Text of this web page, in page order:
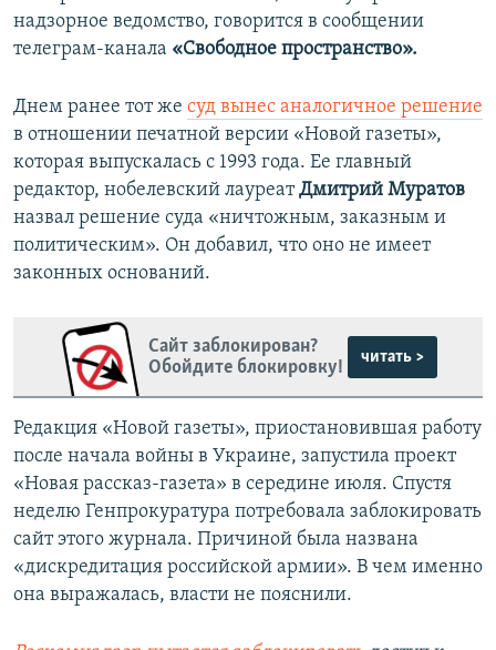
надзорное ведомство, говорится в сообщении
телеграм-канала «Свободное пространство».
Днем ранее тот же суд вынес аналогичное решение
в отношении печатной версии «Новой газеты»,
которая выпускалась с 1993 года. Ее главный
редактор, нобелевский лауреатДмитрий Муратов
назвал решение суда «ничтожным, заказным и
политическим». Он добавил, что оно не имеет
законных оснований.
Сайт заблокирован?
Обойдите блокировку!
читать >
Редакция «Новой газеты», приостановившая работу
после начала войны в Украине, запустила проект
«Новая рассказ-газета» в середине июля. Спустя
неделю Генпрокуратура потребовала заблокировать
сайт этого журнала. Причиной была названа
«дискредитация российской армии». В чем именно
она выражалась, власти не пояснили.